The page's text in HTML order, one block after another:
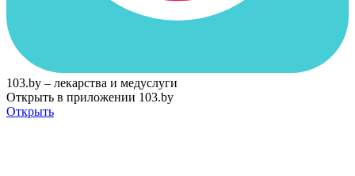
103.by – лекарства и медуслуги
Открыть в приложении 103.by
Открыть